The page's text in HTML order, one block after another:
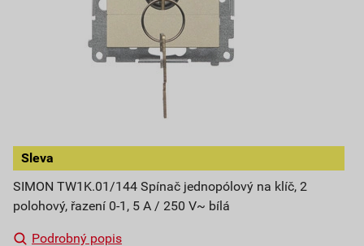
Sleva
SIMON TW1K.01/144 Spínač jednopólový na klíč, 2
polohový, řazení 0-1, 5 A / 250 V~ bílá
Podrobný popis